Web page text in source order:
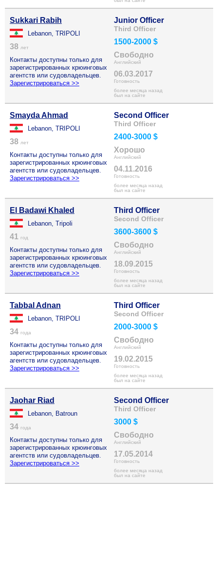
Sukkari Rabih
Lebanon, TRIPOLI
38 лет
Контакты доступны только для
зарегистрированных крюинговых
агентств или судовладельцев.
Зарегистрироваться >>
Junior Officer
Third Officer
1500-2000 $
Свободно
Английский
06.03.2017
Готовность
более месяца назад
был на сайте
Smayda Ahmad
Lebanon, TRIPOLI
38 лет
Контакты доступны только для
зарегистрированных крюинговых
агентств или судовладельцев.
Зарегистрироваться >>
Second Officer
Third Officer
2400-3000 $
Хорошо
Английский
04.11.2016
Готовность
более месяца назад
был на сайте
El Badawi Khaled
Lebanon, Tripoli
41 год
Контакты доступны только для
зарегистрированных крюинговых
агентств или судовладельцев.
Зарегистрироваться >>
Third Officer
Second Officer
3600-3600 $
Свободно
Английский
18.09.2015
Готовность
более месяца назад
был на сайте
Tabbal Adnan
Lebanon, TRIPOLI
34 года
Контакты доступны только для
зарегистрированных крюинговых
агентств или судовладельцев.
Зарегистрироваться >>
Third Officer
Second Officer
2000-3000 $
Свободно
Английский
19.02.2015
Готовность
более месяца назад
был на сайте
Jaohar Riad
Lebanon, Batroun
34 года
Контакты доступны только для
зарегистрированных крюинговых
агентств или судовладельцев.
Зарегистрироваться >>
Second Officer
Third Officer
3000 $
Свободно
Английский
17.05.2014
Готовность
более месяца назад
был на сайте